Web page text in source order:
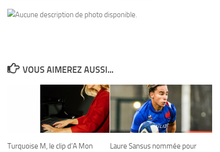
VOUS AIMEREZ AUSSI...
Turquoise M, le clip d’A Mon
Laure Sansus nommée pour